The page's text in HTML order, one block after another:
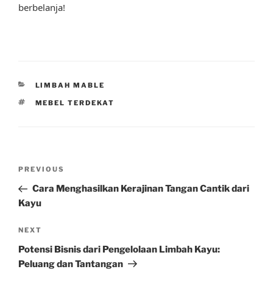
berbelanja!
CATEGORIES
LIMBAH MABLE
TAGS
MEBEL TERDEKAT
Previous
Post
PREVIOUS
Cara Menghasilkan Kerajinan Tangan Cantik dari
Kayu
Next
Post
NEXT
Potensi Bisnis dari Pengelolaan Limbah Kayu:
Peluang dan Tantangan